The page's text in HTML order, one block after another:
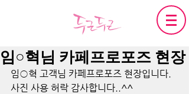
임○혁님 카페프로포즈 현장
임○혁 고객님 카페프로포즈 현장입니다.
사진 사용 허락 감사합니다..^^